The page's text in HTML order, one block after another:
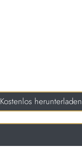
Kostenlos herunterladen